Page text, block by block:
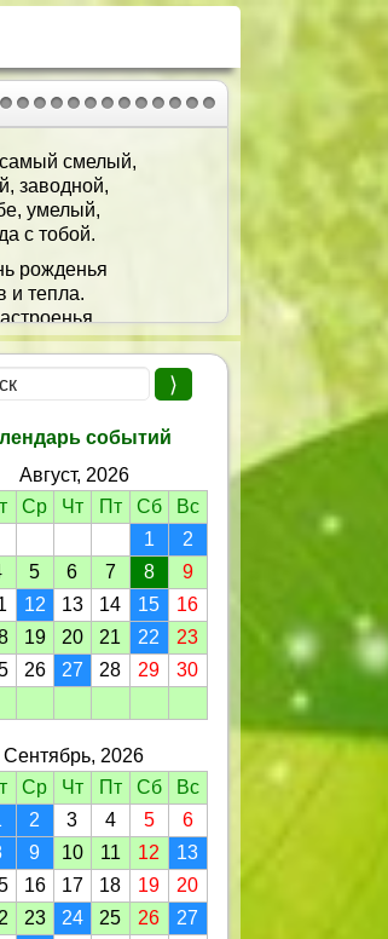
твоим
век
событий
Август, 2026
Ср Чт Пт Сб
Вс
1
2
5 6 7 8
9
12 13 14 15
16
19 20 21 22
23
26 27 28 29
30
Сентябрь, 2026
Ср Чт Пт Сб
Вс
2 3 4 5
6
9 10 11 12
13
16 17 18 19
20
23 24 25 26
27